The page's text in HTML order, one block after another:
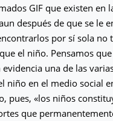
GIF que existen en
después de que se le
por sí sola no
el niño. Pensamos que
una de las
niño en el medio social
pues, «los niños
que